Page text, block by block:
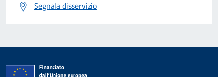
Segnala disservizio